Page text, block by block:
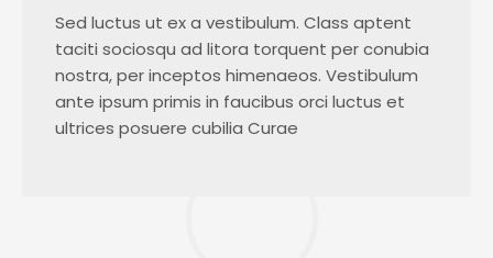
Sed luctus ut ex a vestibulum. Class aptent
taciti sociosqu ad litora torquent per conubia
nostra, per inceptos himenaeos. Vestibulum
ante ipsum primis in faucibus orci luctus et
ultrices posuere cubilia Curae